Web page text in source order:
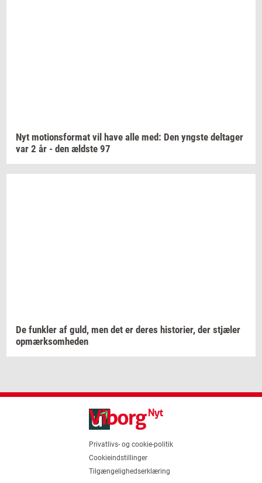
Nyt mo­tions­for­mat vil have alle med: Den yng­ste del­ta­ger
var 2 år - den æld­ste 97
De funk­ler af guld, men det er deres hi­sto­ri­er, der stjæ­ler
op­mærk­som­he­den
Privatlivs- og cookie-politik
Cookieindstillinger
Tilgængelighedserklæring